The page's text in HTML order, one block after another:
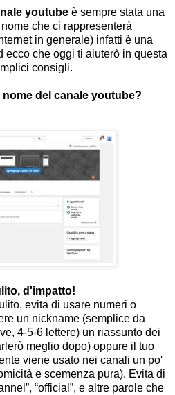
youtube è sempre stata una
che ci rappresenterà
in generale) infatti è una
ecco che oggi ti aiuterò in questa
consigli.
del canale youtube?
d'impatto!
evita di usare numeri o
un nickname (semplice da
4-5-6 lettere) un riassunto dei
meglio dopo) oppure il tuo
viene usato nei canali un po'
e scemenza pura). Evita di
“official”, e altre parole che